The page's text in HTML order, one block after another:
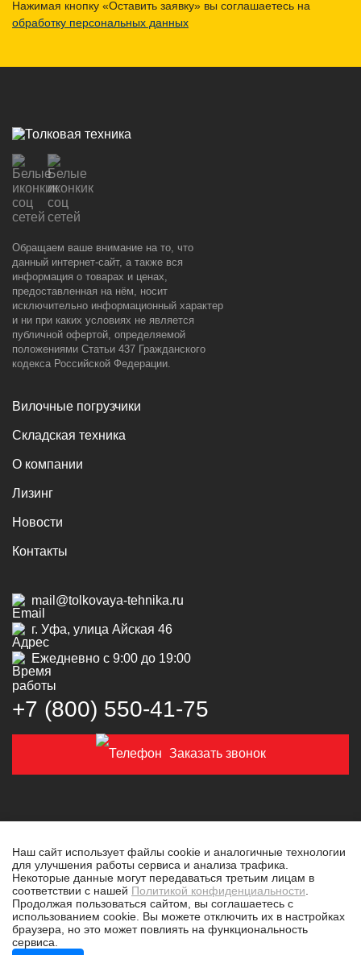
Нажимая кнопку «Оставить заявку» вы соглашаетесь на
обработку персональных данных
Обращаем ваше внимание на то, что
данный интернет-сайт, а также вся
информация о товарах и ценах,
предоставленная на нём, носит
исключительно информационный характер
и ни при каких условиях не является
публичной офертой, определяемой
положениями Статьи 437 Гражданского
кодекса Российской Федерации.
Вилочные погрузчики
Складская техника
О компании
Лизинг
Новости
Контакты
mail@tolkovaya-tehnika.ru
г. Уфа, улица Айская 46
Ежедневно с 9:00 до 19:00
+7 (800) 550‑41‑75
Заказать звонок
© 2019-2026 Толковая техника
Политика конфиденциальности
Разработано в tim-marketing.ru
Наш сайт использует файлы cookie и аналогичные технологии
для улучшения работы сервиса и анализа трафика.
Некоторые данные могут передаваться третьим лицам в
соответствии с нашей Политикой конфиденциальности
Продолжая пользоваться сайтом, вы соглашаетесь с
использованием cookie. Вы можете отключить их в настройках
браузера, но это может повлиять на функциональность
сервиса.